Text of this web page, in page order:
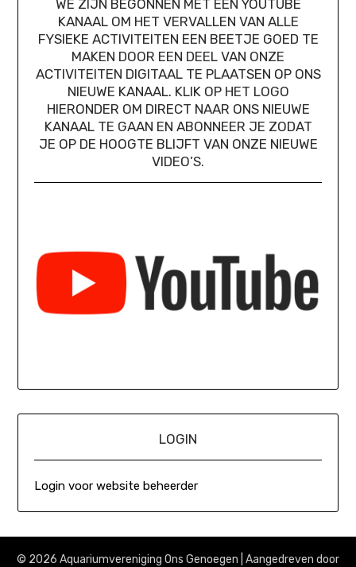
WE ZIJN BEGONNEN MET EEN YOUTUBE
KANAAL OM HET VERVALLEN VAN ALLE
FYSIEKE ACTIVITEITEN EEN BEETJE GOED TE
MAKEN DOOR EEN DEEL VAN ONZE
ACTIVITEITEN DIGITAAL TE PLAATSEN OP ONS
NIEUWE KANAAL. KLIK OP HET LOGO
HIERONDER OM DIRECT NAAR ONS NIEUWE
KANAAL TE GAAN EN ABONNEER JE ZODAT
JE OP DE HOOGTE BLIJFT VAN ONZE NIEUWE
VIDEO’S.
LOGIN
Login voor website beheerder
© 2026 Aquariumvereniging Ons Genoegen | Aangedreven door